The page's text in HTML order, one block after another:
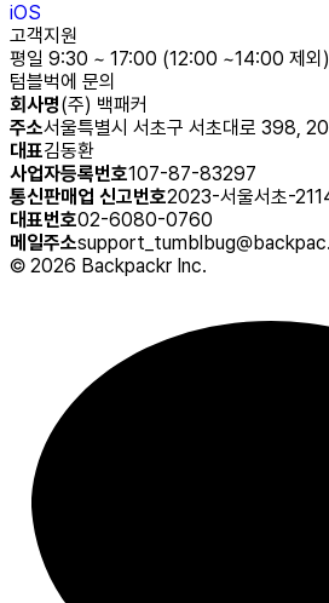
iOS
고객지원
평일 9:30 ~ 17:00 (12:00 ~14:00 제외)
텀블벅에 문의
회사명(주) 백패커
주소서울특별시 서초구 서초대로 398,
대표김동환
사업자등록번호107-87-83297
통신판매업 신고번호2023-서울서초-
대표번호02-6080-0760
메일주소
© 2026 Backpackr Inc.